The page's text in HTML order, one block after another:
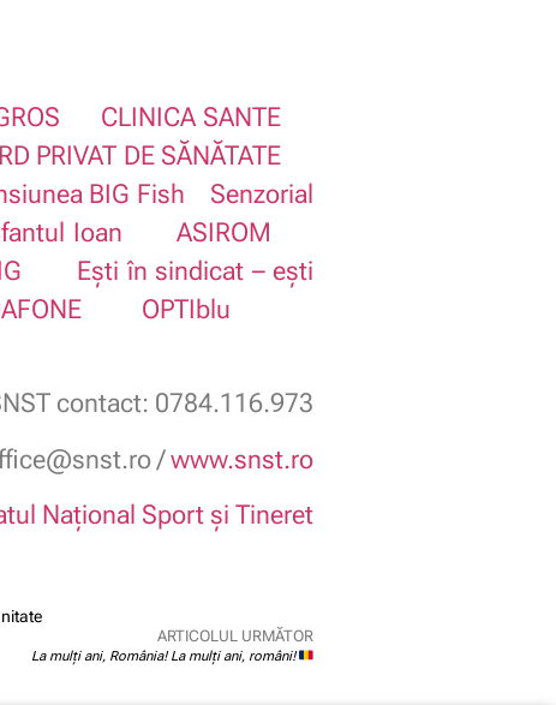
CLINICA SANTE
PRIVAT DE SĂNĂTATE
BIG Fish
Senzorial
Ioan
ASIROM
Ești în sindicat – ești
OPTIblu
contact: 0784.116.973
/www.snst.ro
Național Sport și Tineret
ARTICOLUL URMĂTOR
La mulți ani, România! La mulți ani, români!